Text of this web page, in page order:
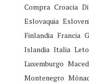
Compra Croacia
Eslovaquia
Finlandia Francia
Islandia Italia
Luxemburgo
Montenegro